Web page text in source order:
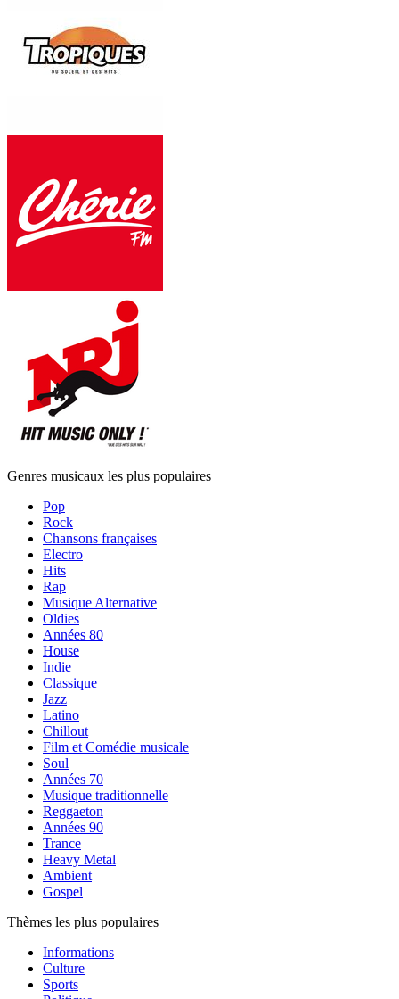
Genres musicaux les plus populaires
Pop
Rock
Chansons françaises
Electro
Hits
Rap
Musique Alternative
Oldies
Années 80
House
Indie
Classique
Jazz
Latino
Chillout
Film et Comédie musicale
Soul
Années 70
Musique traditionnelle
Reggaeton
Années 90
Trance
Heavy Metal
Ambient
Gospel
Thèmes les plus populaires
Informations
Culture
Sports